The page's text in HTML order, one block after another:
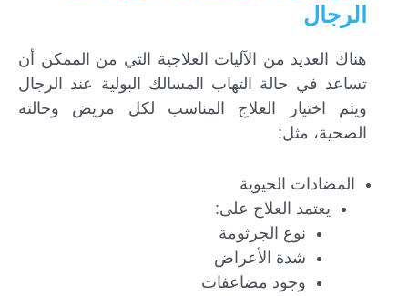
الرجال
هناك العديد من الآليات العلاجية التي من الممكن أن
تساعد في حالة التهاب المسالك البولية عند الرجال
ويتم اختيار العلاج المناسب لكل مريض وحالته
الصحية، مثل:
المضادات الحيوية
يعتمد العلاج على:
نوع الجرثومة
شدة الأعراض
وجود مضاعفات